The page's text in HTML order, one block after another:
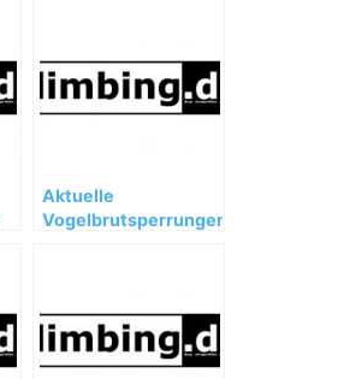
Aktuelle
Vogelbrutsperrungen